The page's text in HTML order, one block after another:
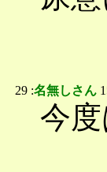
29 :名無しさん
今